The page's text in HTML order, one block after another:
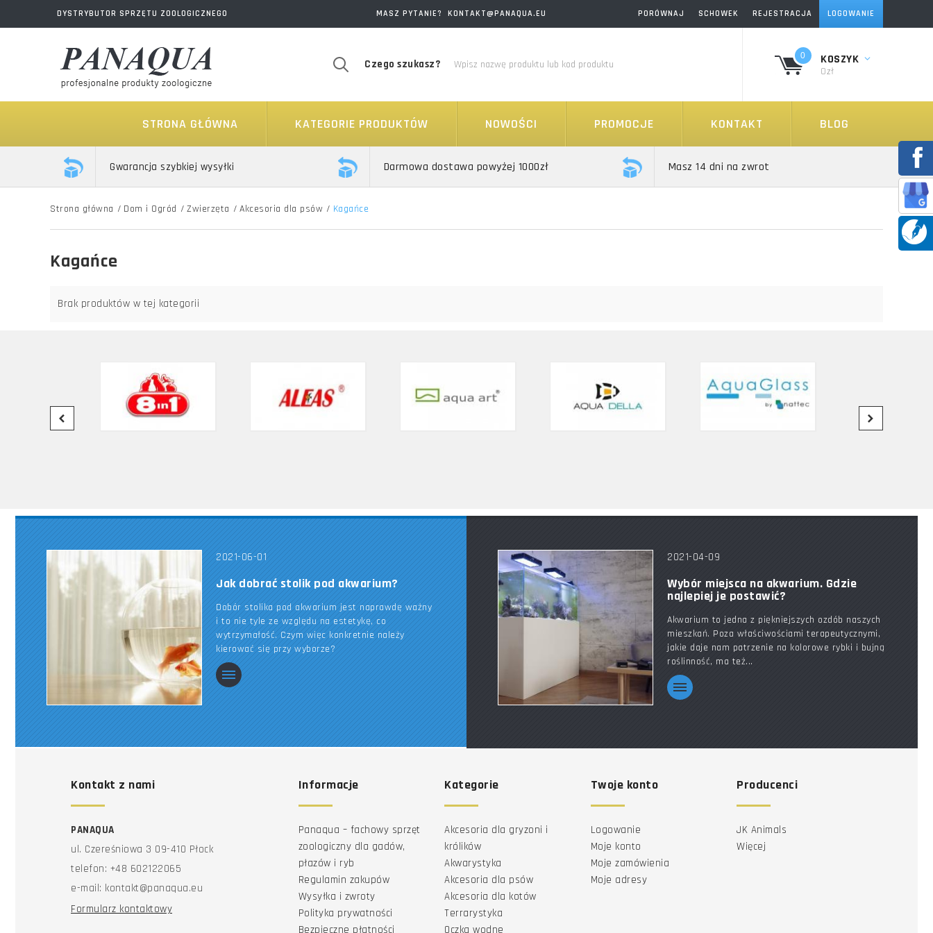
REJESTRACJA LOGOWANIE
SCHOWEK
PORÓWNAJ
DYSTRYBUTOR SPRZĘTU ZOOLOGICZNEGO MASZ PYTANIE? KONTAKT@PANAQUA.EU
0 KOSZYK
0zł
Czego szukasz?
STRONA GŁÓWNA KATEGORIE PRODUKTÓW NOWOŚCI PROMOCJE KONTAKT BLOG
Gwarancja szybkiej wysyłki Darmowa dostawa powyżej 1000zł Masz 14 dni na zwrot
Strona główna / Dom i Ogród / Zwierzęta / Akcesoria dla psów / Kagańce
Kagańce
Brak produktów w tej kategorii
2021-06-01
Jak dobrać stolik pod akwarium?
Dobór stolika pod akwarium jest naprawdę ważny
i to nie tyle ze względu na estetykę, co
wytrzymałość. Czym więc konkretnie należy
kierować się przy wyborze?
2021-04-09
Wybór miejsca na akwarium. Gdzie
najlepiej je postawić?
Akwarium to jedna z piękniejszych ozdób naszych
mieszkań. Poza właściwościami terapeutycznymi,
jakie daje nam patrzenie na kolorowe rybki i bujną
roślinność, ma też...
Kontakt z nami
PANAQUA
ul. Czereśniowa 3 09-410 Płock
telefon: +48 602122065
e-mail: kontakt@panaqua.eu
Formularz kontaktowy
Informacje
Panaqua – fachowy sprzęt
zoologiczny dla gadów,
płazów i ryb
Regulamin zakupów
Wysyłka i zwroty
Polityka prywatności
Bezpieczne płatności
Kategorie
Akcesoria dla gryzoni i
królików
Akwarystyka
Akcesoria dla psów
Akcesoria dla kotów
Terrarystyka
Oczka wodne
Twoje konto
Logowanie
Moje konto
Moje zamówienia
Moje adresy
Producenci
JK Animals
Więcej